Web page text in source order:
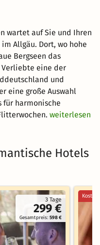
wartet auf Sie und Ihren
Allgäu. Dort, wo hohe
Bergseen das
eine der
und
eine große Auswahl
harmonische
weiterlesen
Hotels
3 Tage
299 €
Gesamtpreis:598 €